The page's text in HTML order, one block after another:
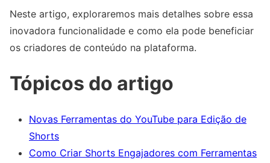
Neste artigo, exploraremos mais detalhes sobre essa
inovadora funcionalidade e como ela pode beneficiar
os criadores de conteúdo na plataforma.
Tópicos do artigo
Novas Ferramentas do YouTube para Edição de
Shorts
Como Criar Shorts Engajadores com Ferramentas